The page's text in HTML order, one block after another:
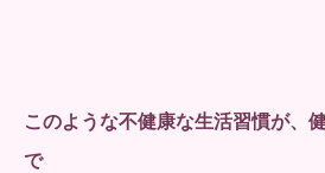
このような不健康な生活習慣が、
で